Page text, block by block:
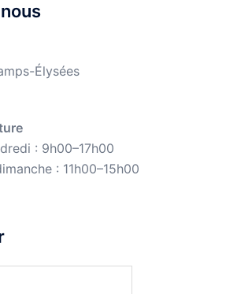
Élysées
: 9h00–17h00
: 11h00–15h00